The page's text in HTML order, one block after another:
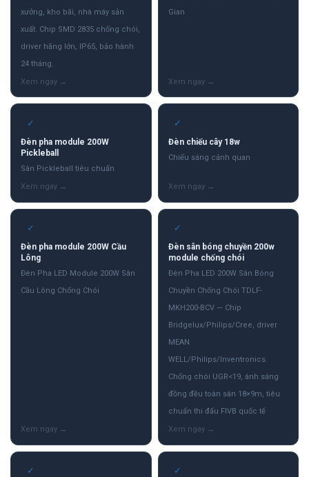
xưởng, kho bãi, nhà máy sản
xuất. Chip SMD 2835 chống chói,
driver hãng lớn, IP65, bảo hành
24 tháng.
Gian
✓
Đèn pha module 200W
Pickleball
Sân Pickleball tiêu chuẩn
✓
Đèn chiếu cây 18w
Chiếu sáng cảnh quan
✓
Đèn pha module 200W Cầu
Lông
Đèn Pha LED Module 200W Sân
Cầu Lông Chống Chói
✓
Đèn sân bóng chuyền 200w
module chống chói
Đèn Pha LED 200W Sân Bóng
Chuyền Chống Chói TDLF-
MKH200-BCV — Chip
Bridgelux/Philips/Cree, driver
MEAN
WELL/Philips/Inventronics.
Chống chói UGR<19, ánh sáng
đồng đều toàn sân 18×9m, tiêu
chuẩn thi đấu FIVB quốc tế
✓ ✓